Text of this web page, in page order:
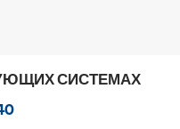
СИСТЕМАХ